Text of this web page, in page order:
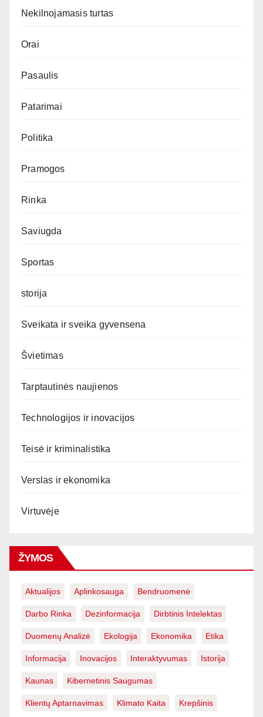
Nekilnojamasis turtas
Orai
Pasaulis
Patarimai
Politika
Pramogos
Rinka
Saviugda
Sportas
storija
Sveikata ir sveika gyvensena
Švietimas
Tarptautinės naujienos
Technologijos ir inovacijos
Teisė ir kriminalistika
Verslas ir ekonomika
Virtuvėje
ŽYMOS
Aktualijos Aplinkosauga Bendruomenė
Darbo Rinka Dezinformacija Dirbtinis Intelektas
Duomenų Analizė Ekologija Ekonomika Etika
Informacija Inovacijos Interaktyvumas Istorija
Kaunas Kibernetinis Saugumas
Klientų Aptarnavimas Klimato Kaita Krepšinis